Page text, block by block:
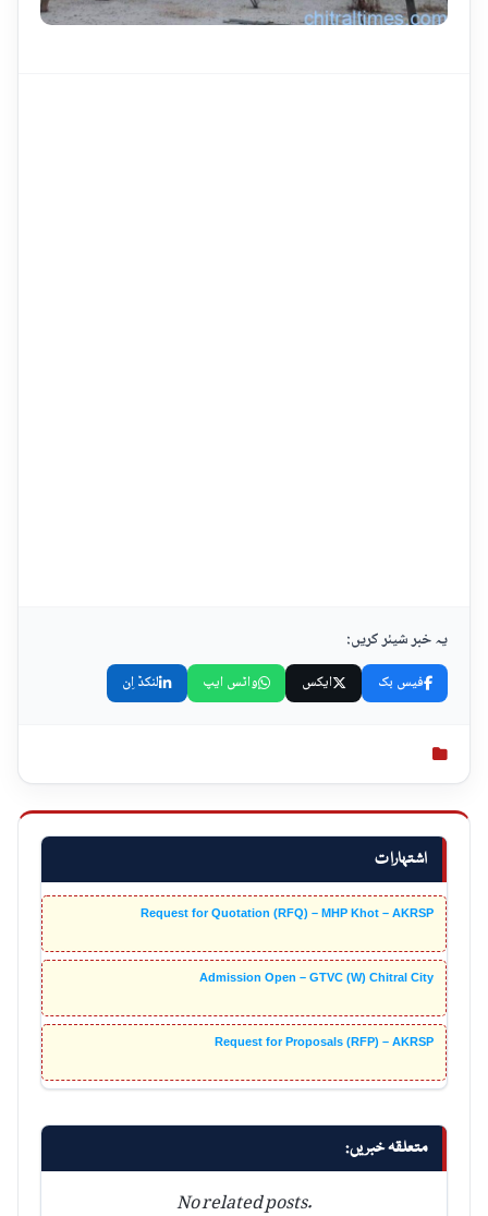
اشتہارات
Request for Quotation (RFQ) – MHP Khot – AKRSP
Admission Open – GTVC (W) Chitral City
Request for Proposals (RFP) – AKRSP
متعلقہ خبریں:
No related posts.
یہ خبر شیئر کریں:
فیس بک ایکس واٹس ایپ لنکڈ اِن